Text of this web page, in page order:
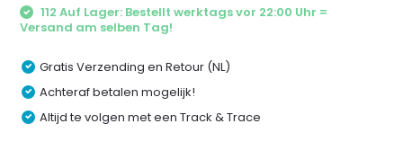
112 Auf Lager: Bestellt werktags vor 22:00 Uhr =
Versand am selben Tag!
Gratis Verzending en Retour (NL)
Achteraf betalen mogelijk!
Altijd te volgen met een Track & Trace